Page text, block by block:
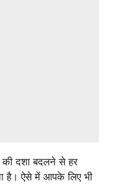
की दशा बदलने से हर
है। ऐसे में आपके लिए भी